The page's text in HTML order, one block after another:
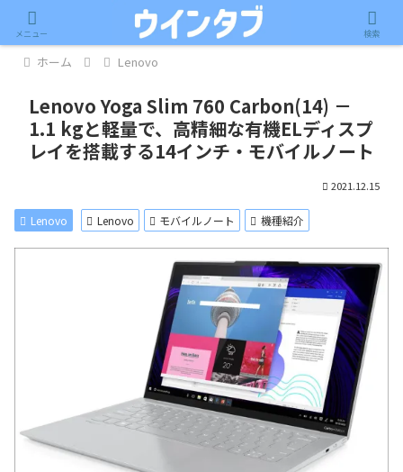
記事内に広告が含まれています。
ホーム Lenovo
Lenovo Yoga Slim 760 Carbon(14) －
1.1 kgと軽量で、高精細な有機ELディスプ
レイを搭載する14インチ・モバイルノート
2021.12.15
Lenovo Lenovo モバイルノート 機種紹介
メニュー 検索